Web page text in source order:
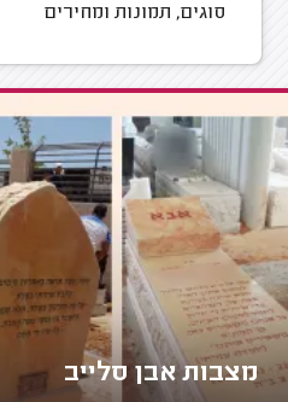
סוגים, תמונות ומחירים
מצבות אבן סלייב